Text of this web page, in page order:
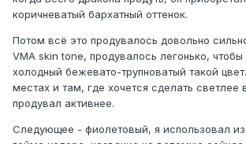
коричневатый бархатный оттенок.
Потом всё это продувалось довольно
VMA skin tone, продувалось легонько,
холодный бежевато-трупноватый такой
местах и там, где хочется сделать светлее
продувал активнее.
Следующее - фиолетовый, я использовал из